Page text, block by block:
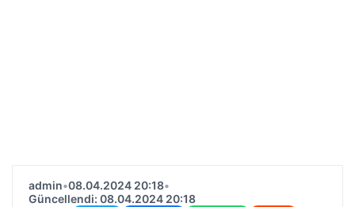
admin•08.04.2024 20:18•
Güncellendi: 08.04.2024 20:18